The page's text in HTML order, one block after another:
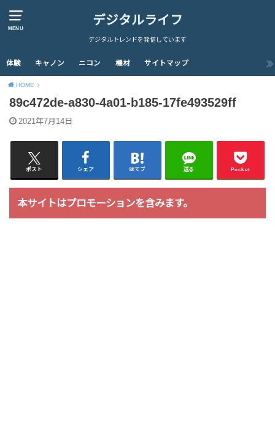
MENU
デジタルライフ
デジタルトレンドを発信しています
体験 キャノン ニコン 機材 サイトマップ
HOME
89c472de-a830-4a01-b185-17fe493529ff
2021年7月14日
ポスト シェア はてブ 送る Pocket
本サイトはプロモーションを含みます。